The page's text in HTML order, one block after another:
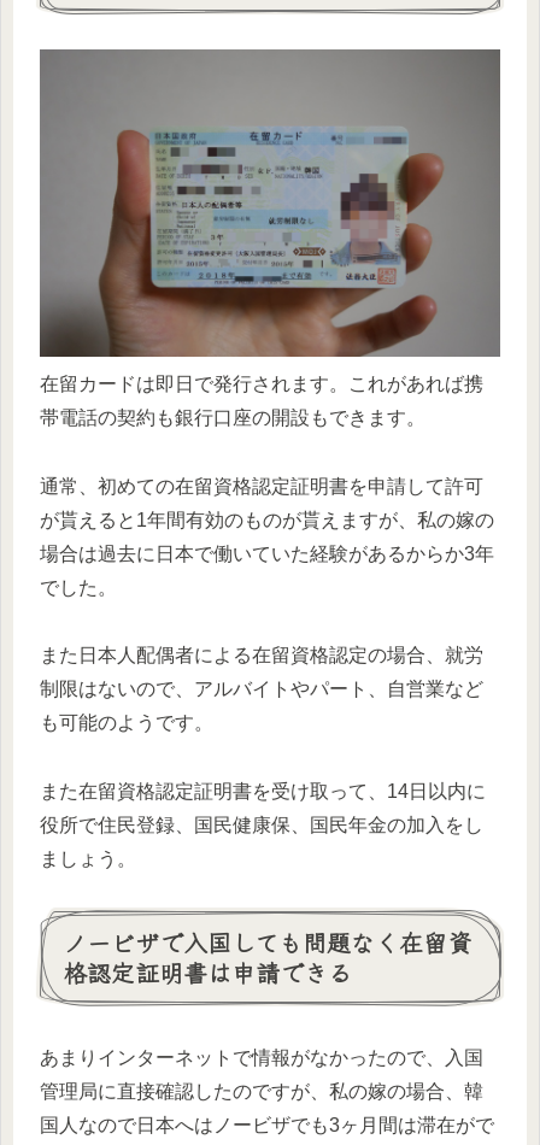
在留カードは即日で発行されます。これがあれば携
帯電話の契約も銀行口座の開設もできます。
通常、初めての在留資格認定証明書を申請して許可
が貰えると1年間有効のものが貰えますが、私の嫁の
場合は過去に日本で働いていた経験があるからか3年
でした。
また日本人配偶者による在留資格認定の場合、就労
制限はないので、アルバイトやパート、自営業など
も可能のようです。
また在留資格認定証明書を受け取って、14日以内に
役所で住民登録、国民健康保、国民年金の加入をし
ましょう。
ノービザで入国しても問題なく在留資
格認定証明書は申請できる
あまりインターネットで情報がなかったので、入国
管理局に直接確認したのですが、私の嫁の場合、韓
国人なので日本へはノービザでも3ヶ月間は滞在がで